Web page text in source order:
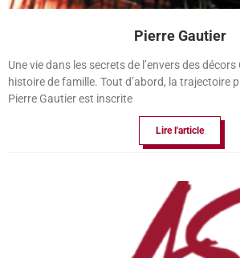
Pierre Gautier
Une vie dans les secrets de l’envers des décors
histoire de famille. Tout d’abord, la trajectoire
Pierre Gautier est inscrite
Lire l'article